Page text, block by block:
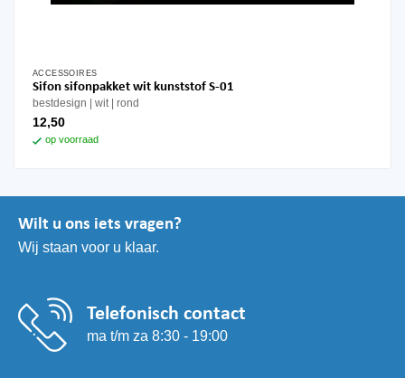
ACCESSOIRES
Sifon sifonpakket wit kunststof S-01
bestdesign wit rond
12,50
op voorraad
Wilt u ons iets vragen?
Wij staan voor u klaar.
Telefonisch contact
ma t/m za 8:30 - 19:00